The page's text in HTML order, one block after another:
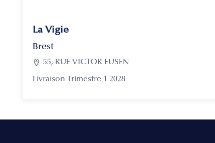
La Vigie
Brest
 55, RUE VICTOR EUSEN
Livraison Trimestre 1 2028